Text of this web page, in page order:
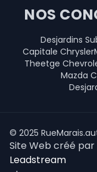
NOS
Desjardins
Capitale Chrysler
Theetge
Mazda
© 2025
Site Web créé par
Leadstream